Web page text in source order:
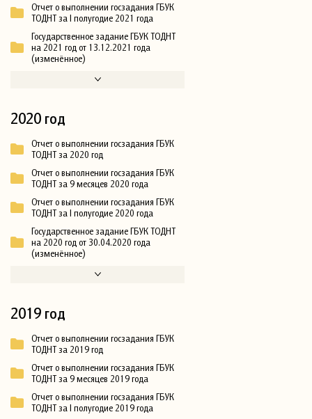
Отчет о выполнении госзадания ГБУК
ТОДНТ за I полугодие 2021 года
Государственное задание ГБУК ТОДНТ
на 2021 год от 13.12.2021 года
(изменённое)
2020 год
Отчет о выполнении госзадания ГБУК
ТОДНТ за 2020 год
Отчет о выполнении госзадания ГБУК
ТОДНТ за 9 месяцев 2020 года
Отчет о выполнении госзадания ГБУК
ТОДНТ за I полугодие 2020 года
Государственное задание ГБУК ТОДНТ
на 2020 год от 30.04.2020 года
(изменённое)
2019 год
Отчет о выполнении госзадания ГБУК
ТОДНТ за 2019 год
Отчет о выполнении госзадания ГБУК
ТОДНТ за 9 месяцев 2019 года
Отчет о выполнении госзадания ГБУК
ТОДНТ за I полугодие 2019 года